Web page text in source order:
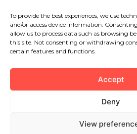
To provide the best experiences, we use
and/or access device information.
allow us to process data such as browsing
this site. Not consenting or withdrawing
certain features and functions.
Accept
Deny
View
© 2022 Все права защищены.